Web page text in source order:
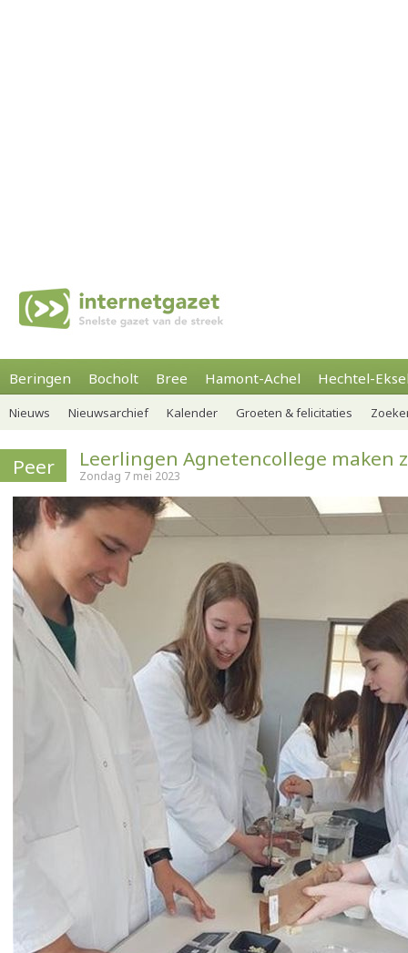
Beringen Bocholt Bree Hamont-Achel Hechtel-
Nieuws Nieuwsarchief Kalender Groeten & felicitaties
Peer Leerlingen Agnetencollege maken
Zondag 7 mei 2023